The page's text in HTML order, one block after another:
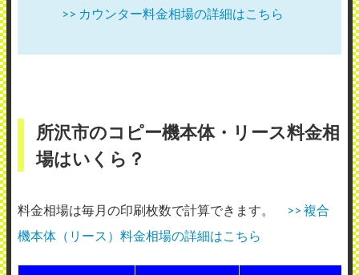
>> カウンター料金相場の詳細はこちら
所沢市のコピー機本体・リース料金相
場はいくら？
料金相場は毎月の印刷枚数で計算できます。
>> 複合
機本体（リース）料金相場の詳細はこちら